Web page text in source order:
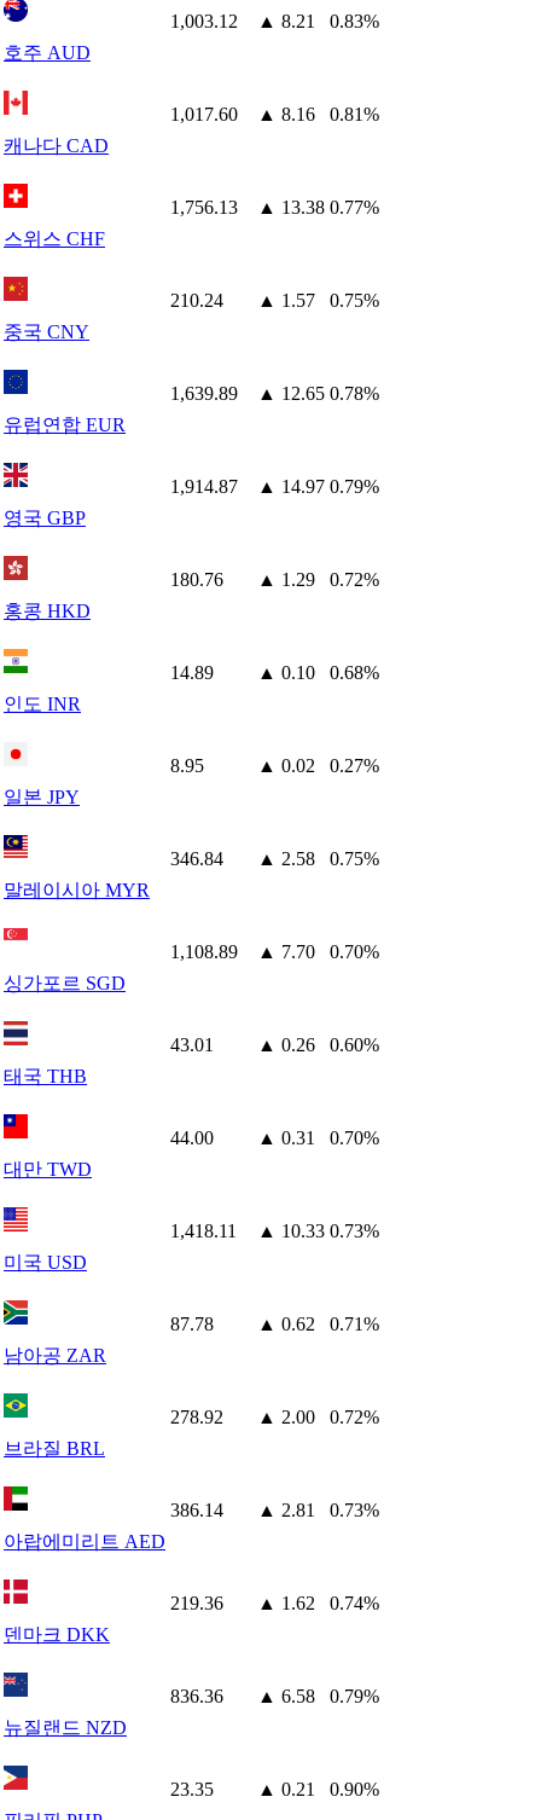
호주 AUD
1,003.12 ▲ 8.21 0.83%
캐나다 CAD
1,017.60 ▲ 8.16 0.81%
스위스 CHF
1,756.13 ▲ 13.38 0.77%
중국 CNY
210.24 ▲ 1.57 0.75%
유럽연합 EUR
1,639.89 ▲ 12.65 0.78%
영국 GBP
1,914.87 ▲ 14.97 0.79%
홍콩 HKD
180.76 ▲ 1.29 0.72%
인도 INR
14.89 ▲ 0.10 0.68%
일본 JPY
8.95 ▲ 0.02 0.27%
말레이시아 MYR
346.84 ▲ 2.58 0.75%
싱가포르 SGD
1,108.89 ▲ 7.70 0.70%
태국 THB
43.01 ▲ 0.26 0.60%
대만 TWD
44.00 ▲ 0.31 0.70%
미국 USD
1,418.11 ▲ 10.33 0.73%
남아공 ZAR
87.78 ▲ 0.62 0.71%
브라질 BRL
278.92 ▲ 2.00 0.72%
아랍에미리트 AED
386.14 ▲ 2.81 0.73%
덴마크 DKK
219.36 ▲ 1.62 0.74%
뉴질랜드 NZD
836.36 ▲ 6.58 0.79%
23.35 ▲ 0.21 0.90%